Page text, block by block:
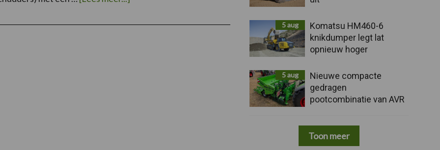
Massey
5 aug
Komatsu HM460-6
knikdumper legt lat
opnieuw hoger
5 aug
Nieuwe compacte
gedragen
pootcombinatie van AVR
Toon meer